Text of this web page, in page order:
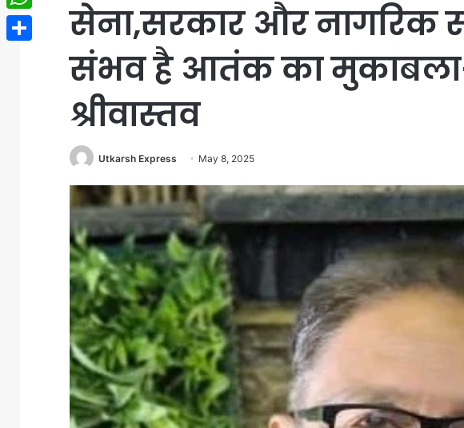
सेना,सरकार और नागरिक
संभव है आतंक का
श्रीवास्तव
Utkarsh Express May 8, 2025
WhatsApp